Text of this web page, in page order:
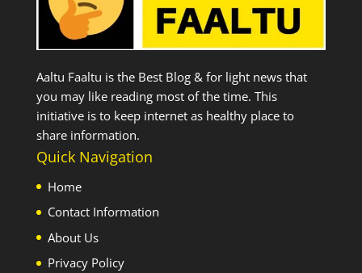
Aaltu Faaltu is the Best Blog & for light news that
you may like reading most of the time. This
initiative is to keep internet as healthy place to
share information.
Quick Navigation
Home
Contact Information
About Us
Privacy Policy